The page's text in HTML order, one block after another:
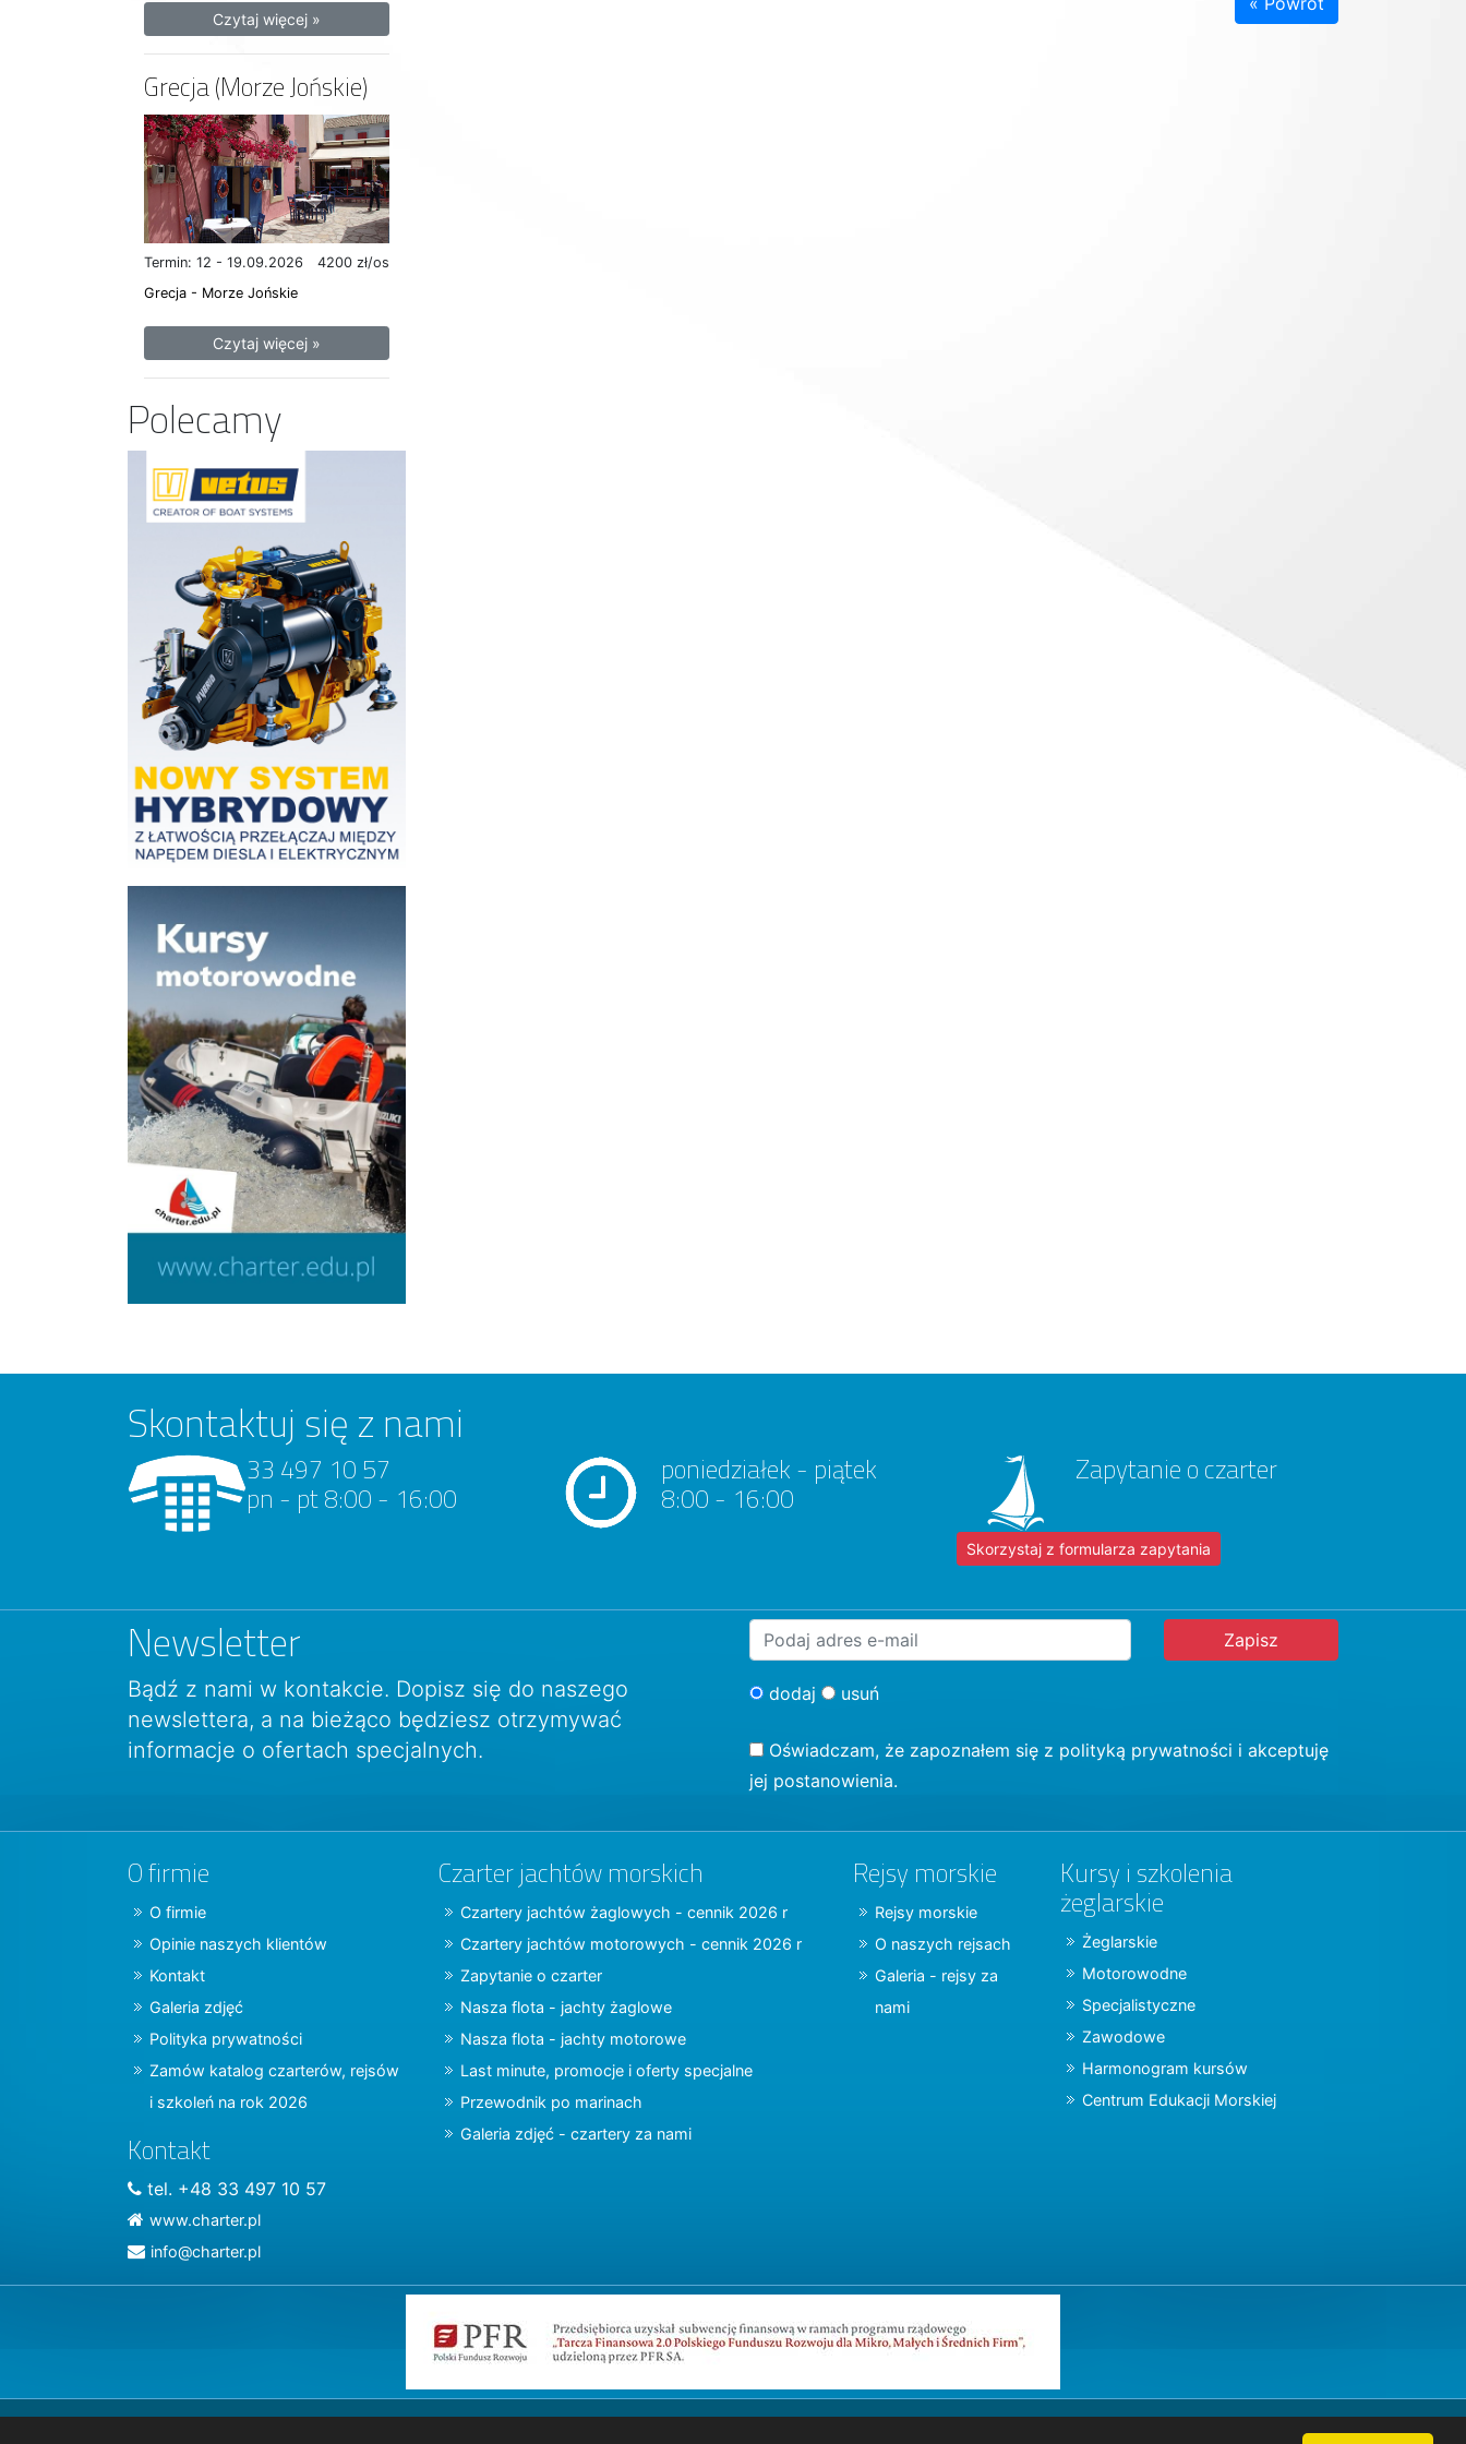
Czytaj więcej »
Grecja (Morze Jońskie)
Termin: 12 - 19.09.2026
4200 zł/os
Grecja - Morze Jońskie
Czytaj więcej »
Polecamy
Skontaktuj się z nami
33 497 10 57
pn - pt 8:00 - 16:00
poniedziałek - piątek
8:00 - 16:00
Zapytanie o czarter
Skorzystaj z formularza zapytania
Newsletter
Bądź z nami w kontakcie. Dopisz się do naszego
newslettera, a na bieżąco będziesz otrzymywać
informacje o ofertach specjalnych.
dodaj usuń
Oświadczam, że zapoznałem się z polityką prywatności i akceptuję
jej postanowienia.
O firmie
O firmie
Opinie naszych klientów
Kontakt
Galeria zdjęć
Polityka prywatności
Zamów katalog czarterów, rejsów
i szkoleń na rok 2026
Kontakt
tel. +48 33 497 10 57
www.charter.pl
info@charter.pl
Czarter jachtów morskich
Czartery jachtów żaglowych - cennik 2026 r
Czartery jachtów motorowych - cennik 2026 r
Zapytanie o czarter
Nasza flota - jachty żaglowe
Nasza flota - jachty motorowe
Last minute, promocje i oferty specjalne
Przewodnik po marinach
Galeria zdjęć - czartery za nami
Rejsy morskie
Rejsy morskie
O naszych rejsach
Galeria - rejsy za
nami
Kursy i szkolenia
żeglarskie
Żeglarskie
Motorowodne
Specjalistyczne
Zawodowe
Harmonogram kursów
Centrum Edukacji Morskiej